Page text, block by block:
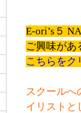
E-ori’s５
ご興味があ
こちらをク
スクールへ
イリストと